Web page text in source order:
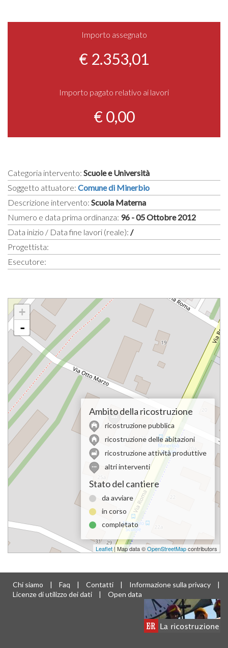
Importo assegnato
€ 2.353,01
Importo pagato relativo ai lavori
€ 0,00
Categoria intervento: Scuole e Università
Soggetto attuatore: Comune di Minerbio
Descrizione intervento: Scuola Materna
Numero e data prima ordinanza: 96 - 05 Ottobre 2012
Data inizio / Data fine lavori (reale): /
Progettista:
Esecutore:
+
-
Ambito della ricostruzione
ricostruzione pubblica
ricostruzione delle abitazioni
ricostruzione attività produttive
altri interventi
Stato del cantiere
da avviare
in corso
completato
Leaflet| Map data ©OpenStreetMapcontributors
Chi siamo | Faq | Contatti | Informazione sulla privacy
|
Licenze di utilizzo dei dati
| Open data